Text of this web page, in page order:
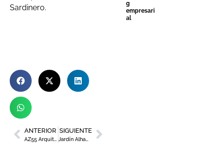
Sardinero.
ANTERIOR
AZ55 Arquitectura, materializando sueños
SIGUIENTE
Jardín Alhambra llena la primavera murciana de tardes cerveceras
g
empresari
al